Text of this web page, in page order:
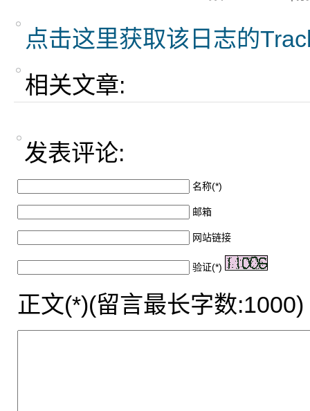
点击这里获取该日志的
相关文章:
发表评论:
名称(*)
邮箱
网站链接
验证(*)
正文(*)(留言最长字数:1000)